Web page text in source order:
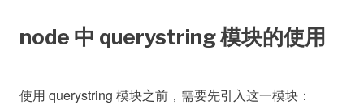
node 中 querystring 模块的使用
使用 querystring 模块之前，需要先引入这一模块：